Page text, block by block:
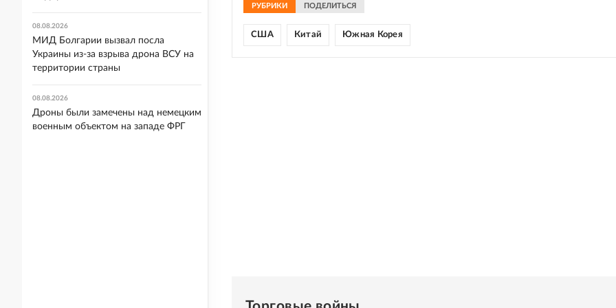
РУБРИКИ ПОДЕЛИТЬСЯ
США Китай Южная Корея
08.08.2026
МИД Болгарии вызвал посла
Украины из-за взрыва дрона ВСУ на
территории страны
08.08.2026
Дроны были замечены над немецким
военным объектом на западе ФРГ